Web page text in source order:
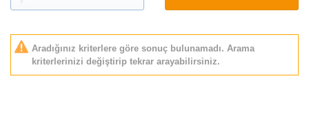
Aradığınız kriterlere göre sonuç bulunamadı. Arama
kriterlerinizi değiştirip tekrar arayabilirsiniz.